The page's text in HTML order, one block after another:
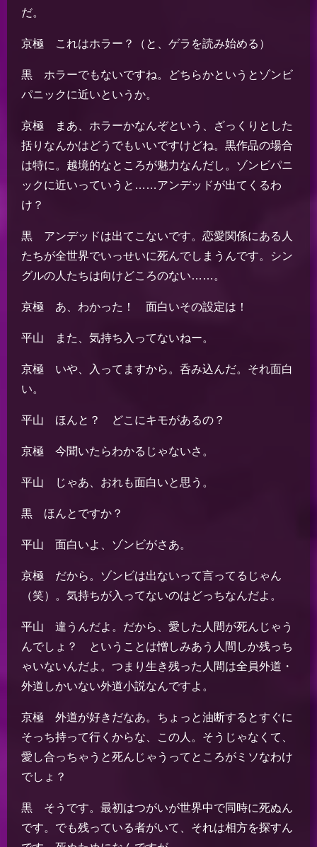
だ。
京極 これはホラー？（と、ゲラを読み始める）
黒 ホラーでもないですね。どちらかというとゾンビ
パニックに近いというか。
京極 まあ、ホラーかなんぞという、ざっくりとした
括りなんかはどうでもいいですけどね。黒作品の場合
は特に。越境的なところが魅力なんだし。ゾンビパニ
ックに近いっていうと……アンデッドが出てくるわ
け？
黒 アンデッドは出てこないです。恋愛関係にある人
たちが全世界でいっせいに死んでしまうんです。シン
グルの人たちは向けどころのない……。
京極 あ、わかった！ 面白いその設定は！
平山 また、気持ち入ってないねー。
京極 いや、入ってますから。呑み込んだ。それ面白
い。
平山 ほんと？ どこにキモがあるの？
京極 今聞いたらわかるじゃないさ。
平山 じゃあ、おれも面白いと思う。
黒 ほんとですか？
平山 面白いよ、ゾンビがさあ。
京極 だから。ゾンビは出ないって言ってるじゃん
（笑）。気持ちが入ってないのはどっちなんだよ。
平山 違うんだよ。だから、愛した人間が死んじゃう
んでしょ？ ということは憎しみあう人間しか残っち
ゃいないんだよ。つまり生き残った人間は全員外道・
外道しかいない外道小説なんですよ。
京極 外道が好きだなあ。ちょっと油断するとすぐに
そっち持って行くからな、この人。そうじゃなくて、
愛し合っちゃうと死んじゃうってところがミソなわけ
でしょ？
黒 そうです。最初はつがいが世界中で同時に死ぬん
です。でも残っている者がいて、それは相方を探すん